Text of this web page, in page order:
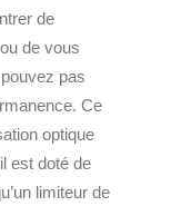
de
de vous
pas
Ce
optique
est doté de
limiteur de